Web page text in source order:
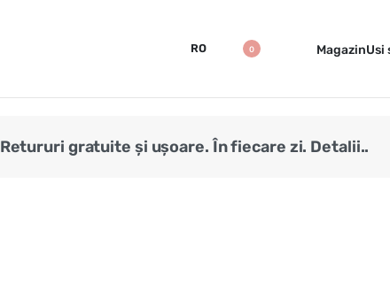
RO 0 MagazinUsi
Retururi gratuite și ușoare. În fiecare zi. Detalii..